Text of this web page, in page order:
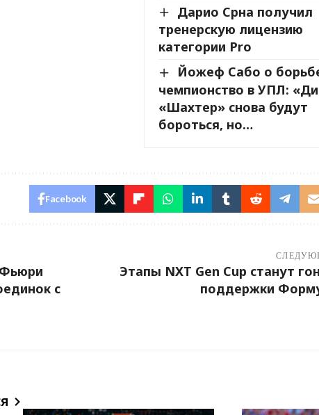
Дарио Срна получил
тренерскую лицензию
категории Pro
Йожеф Сабо о
чемпионство в УПЛ:
«Шахтер» снова будут
бороться, но…
Facebook
Фьюри
с
Этапы NXT Gen Cup станут
поддержки